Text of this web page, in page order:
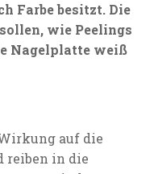
Farbe besitzt. Die
wie Peelings
Nagelplatte weiß
auf die
reiben in die